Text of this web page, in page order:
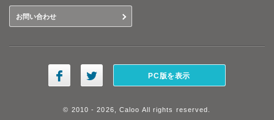
お問い合わせ
PC版を表示
© 2010 - 2026, Caloo All rights reserved.